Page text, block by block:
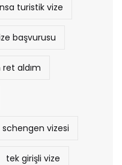
turistik vize
başvurusu
aldım
schengen vizesi
tek girişli vize